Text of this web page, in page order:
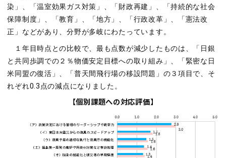
染」、「温室効果ガス対策」、「財政再建」、「持続的な社会
保障制度」、「教育」、「地方」、「行政改革」、「憲法改
正」などがあり、分野が多岐にわたっています。
１年目時点との比較で、最も点数が減少したものは、「日銀
と共同歩調での２％物価安定目標への取り組み」、「緊密な日
米同盟の復活」、「普天間飛行場の移設問題」の３項目で、そ
れぞれ0.3点の減点になりました。
【個別課題への対応評価】